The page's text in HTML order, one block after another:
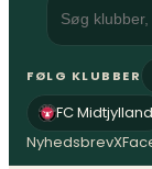
FØLG KLUBBER
FC Midtjylland
NyhedsbrevX